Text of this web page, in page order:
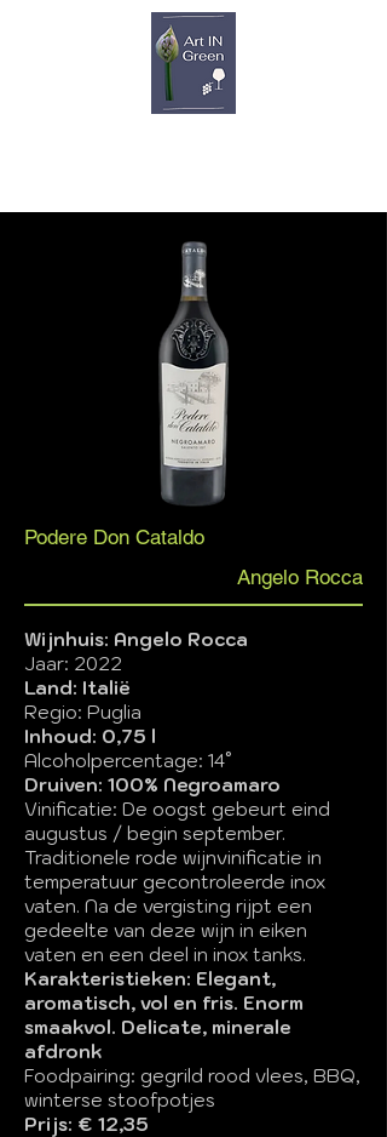
Podere Don Cataldo
Angelo Rocca
Wijnhuis: Angelo Rocca
Jaar: 2022
Land: Italië
Regio: Puglia
Inhoud: 0,75 l
Alcoholpercentage: 14°
Druiven: 100% Negroamaro
Vinificatie: De oogst gebeurt eind
augustus / begin september.
Traditionele rode wijnvinificatie in
temperatuur gecontroleerde inox
vaten. Na de vergisting rijpt een
gedeelte van deze wijn in eiken
vaten en een deel in inox tanks.
Karakteristieken: Elegant,
aromatisch, vol en fris. Enorm
smaakvol. Delicate, minerale
afdronk
Foodpairing: gegrild rood vlees, BBQ,
winterse stoofpotjes
Prijs: € 12,35